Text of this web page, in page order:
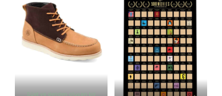
Süet ve deriden oluşan bir